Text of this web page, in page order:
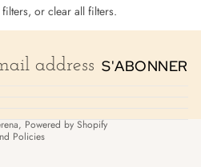
filters, orclear all filters.
S'ABONNER
, Powered by Shopify
Policies